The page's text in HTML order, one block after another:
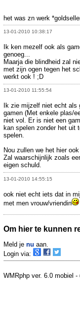
het was zn werk
13-01-2010 10:38:17
Ik ken mezelf ook als
genoeg...
Maarja die blindheid zal
met zijn ogen tegen het
werkt ook ! ;D
13-01-2010 11:55:54
Ik zie mijzelf niet echt
gamen (Met enkele plas/
niet vol. Er is niet een
kan spelen zonder het uit
spelen.
Nou zullen we het hier
Zal waarschijnlijk zoals
eigen schuld.
13-01-2010 14:55:15
ook niet echt iets dat in
met men vrouw/vriendin
Om hier te kunnen
Meld je nu aan.
Login via:
WMRphp ver. 6.0 mobiel -